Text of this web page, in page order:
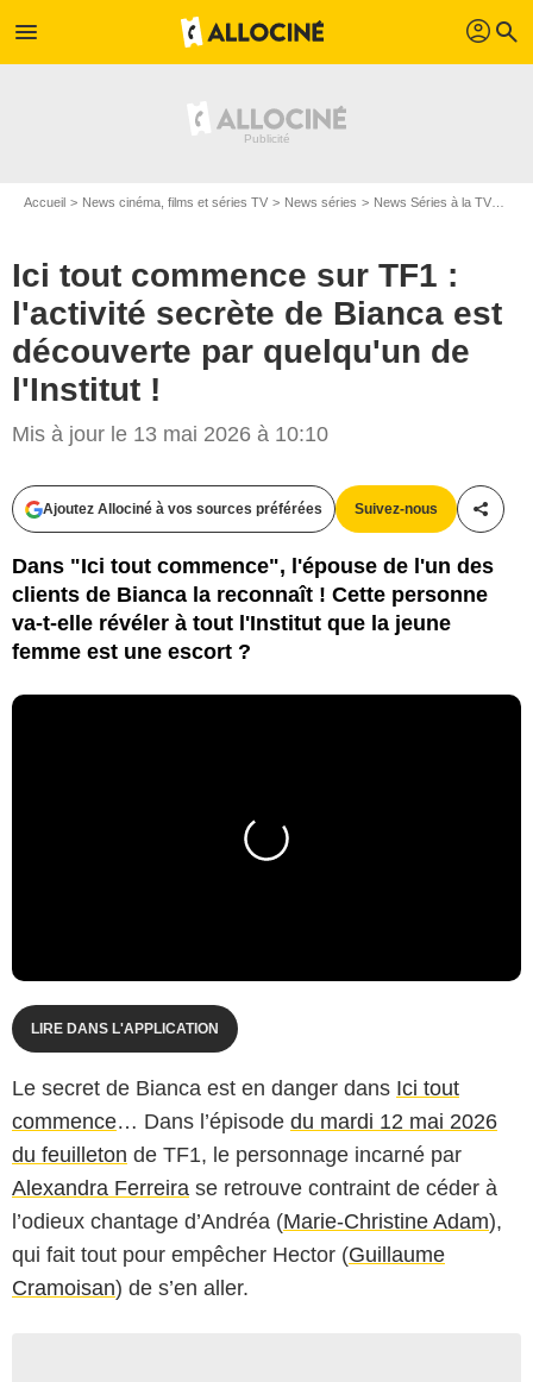
menu profil search
Accueil News cinéma, films et séries TV News séries News Séries à la TV
Ici tout commence sur TF1 :
l'activité secrète de Bianca est
découverte par quelqu'un de
l'Institut !
Mis à jour le 13 mai 2026 à 10:10
Ajoutez Allociné à vos sources préférées Suivez-nous
Dans "Ici tout commence", l'épouse de l'un des
clients de Bianca la reconnaît ! Cette personne
va-t-elle révéler à tout l'Institut que la jeune
femme est une escort ?
LIRE DANS L'APPLICATION
Le secret de Bianca est en danger dans Ici tout
commence… Dans l’épisode du mardi 12 mai 2026
du feuilleton de TF1, le personnage incarné par
Alexandra Ferreira se retrouve contraint de céder à
l’odieux chantage d’Andréa (Marie-Christine Adam),
qui fait tout pour empêcher Hector (Guillaume
Cramoisan) de s’en aller.